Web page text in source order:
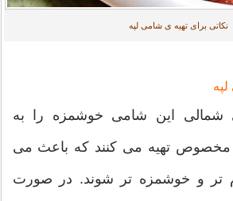
نکاتی برای تهیه ی شامی لپه
شمالی این شامی خوشمزه را به
تهیه می کنند که باعث می
تر و خوشمزه تر شوند. در صورت